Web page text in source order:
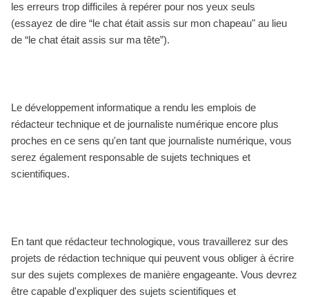
les erreurs trop difficiles à repérer pour nos yeux seuls
(essayez de dire “le chat était assis sur mon chapeau" au lieu
de “le chat était assis sur ma tête”).
Le développement informatique a rendu les emplois de
rédacteur technique et de journaliste numérique encore plus
proches en ce sens qu'en tant que journaliste numérique, vous
serez également responsable de sujets techniques et
scientifiques.
En tant que rédacteur technologique, vous travaillerez sur des
projets de rédaction technique qui peuvent vous obliger à écrire
sur des sujets complexes de manière engageante. Vous devrez
être capable d'expliquer des sujets scientifiques et